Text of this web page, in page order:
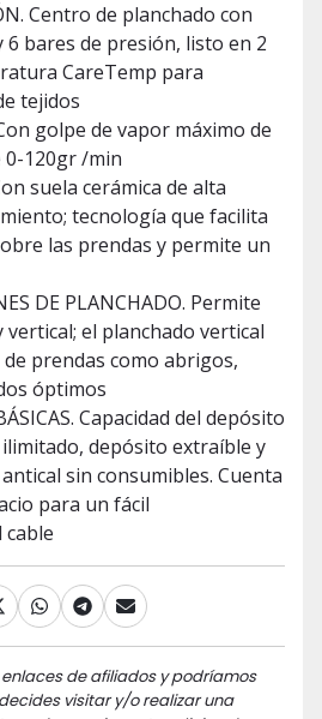
Centro de planchado con
6 bares de presión, listo en 2
CareTemp para
tejidos
golpe de vapor máximo de
120gr /min
suela cerámica de alta
tecnología que facilita
las prendas y permite un
DE PLANCHADO. Permite
vertical; el planchado vertical
prendas como abrigos,
óptimos
Capacidad del depósito
depósito extraíble y
sin consumibles. Cuenta
para un fácil
cable
de afiliados y podríamos
visitar y/o realizar una